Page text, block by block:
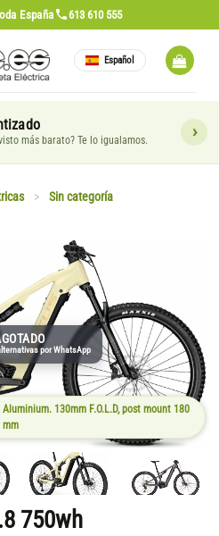
España 613 610 555
Español
más barato? Te lo igualamos.
> Sin categoría
por WhatsApp
Aluminium. 130mm F.O.L.D, post mount 180
mm
750wh